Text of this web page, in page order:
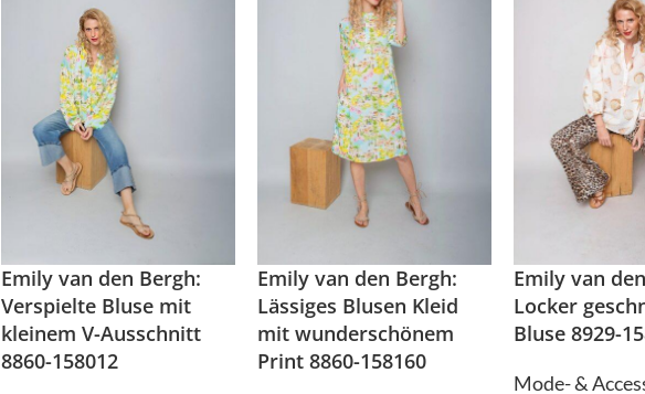
ALLE PRODUKTE
Bermudas
Emily van den Bergh:
Verspielte Bluse mit
kleinem V-Ausschnitt
8860-158012
Emily van den Bergh:
Lässiges Blusen Kleid
mit wunderschönem
Print 8860-158160
Emily van
Locker
Bluse 8929-
Mode- &